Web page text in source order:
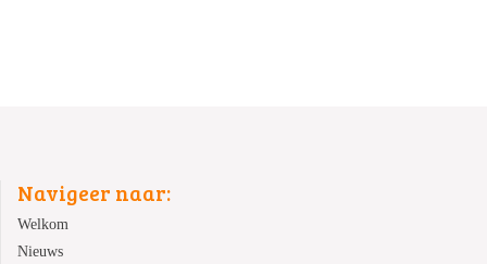
Navigeer naar:
Welkom
Nieuws